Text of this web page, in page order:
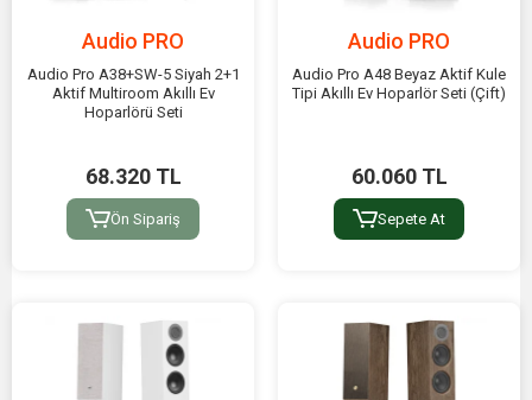
Audio PRO
Audio Pro A38+SW-5 Siyah 2+1
Aktif Multiroom Akıllı Ev
Hoparlörü Seti
68.320 TL
Ön Sipariş
Audio PRO
Audio Pro A48 Beyaz Aktif Kule
Tipi Akıllı Ev Hoparlör Seti (Çift)
60.060 TL
Sepete At